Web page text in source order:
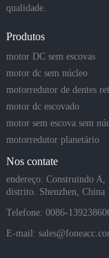
qualidade.
Produtos
motor DC sem escovas
motor dc sem núcleo
motorredutor de dentes
motor dc escovado
motor sem escova sem
motorredutor planetário
Nos contate
endereço: Construindo
distrito. Shenzhen, China
Telefone: 0086-
E-mail: